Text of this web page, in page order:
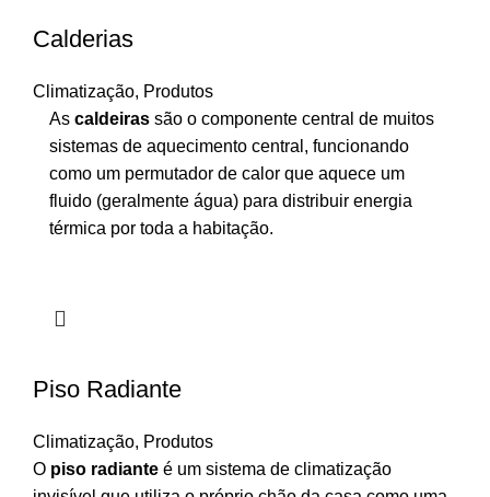
Calderias
Climatização, Produtos
As caldeiras são o componente central de muitos
sistemas de aquecimento central, funcionando
como um permutador de calor que aquece um
fluido (geralmente água) para distribuir energia
térmica por toda a habitação.
Piso Radiante
Climatização, Produtos
O piso radiante é um sistema de climatização